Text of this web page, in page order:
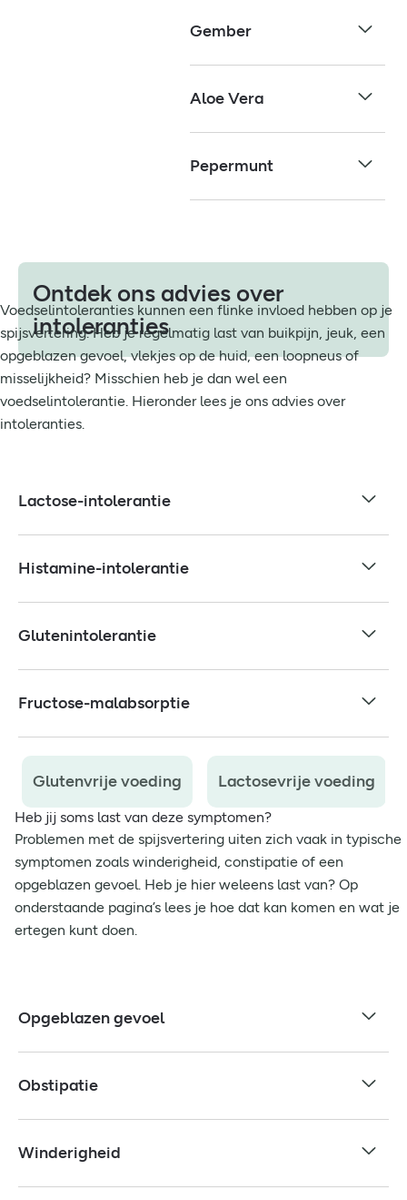
Gember
Aloe Vera
Pepermunt
Ontdek ons advies over
intoleranties
Voedselintoleranties kunnen een flinke invloed hebben op je
spijsvertering. Heb je regelmatig last van buikpijn, jeuk, een
opgeblazen gevoel, vlekjes op de huid, een loopneus of
misselijkheid? Misschien heb je dan wel een
voedselintolerantie. Hieronder lees je ons advies over
intoleranties.
Lactose-intolerantie
Histamine-intolerantie
Glutenintolerantie
Fructose-malabsorptie
Glutenvrije voeding Lactosevrije voeding
Heb jij soms last van deze symptomen?
Problemen met de spijsvertering uiten zich vaak in typische
symptomen zoals winderigheid, constipatie of een
opgeblazen gevoel. Heb je hier weleens last van? Op
onderstaande pagina’s lees je hoe dat kan komen en wat je
ertegen kunt doen.
Opgeblazen gevoel
Obstipatie
Winderigheid